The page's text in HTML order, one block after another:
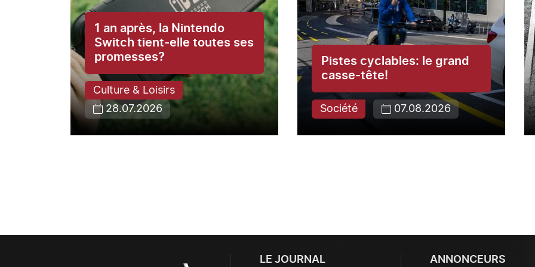
1 an après, la Nintendo
Switch tient-elle toutes ses
promesses?
Culture & Loisirs
28.07.2026
Pistes cyclables: le grand
casse-tête!
Société 07.08.2026
LE JOURNAL ANNONCEURS